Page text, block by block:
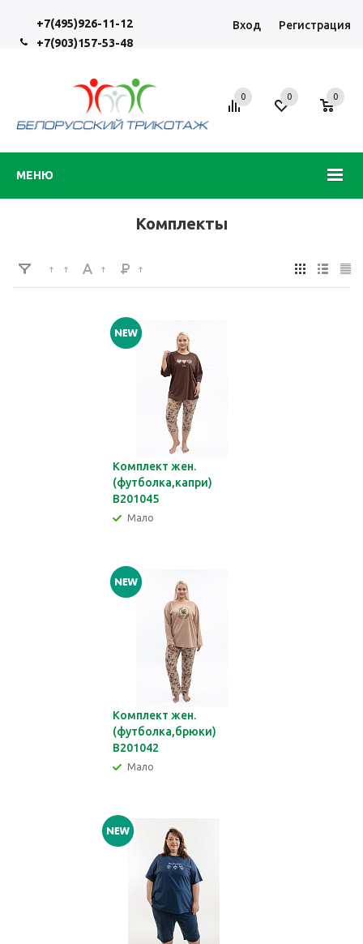
+7(495)926-11-12
+7(903)157-53-48
Вход Регистрация
МЕНЮ
0 0 0
Комплекты
Комплект жен.
(футболка,капри)
В201045
Мало
Комплект жен.
(футболка,брюки)
В201042
Мало